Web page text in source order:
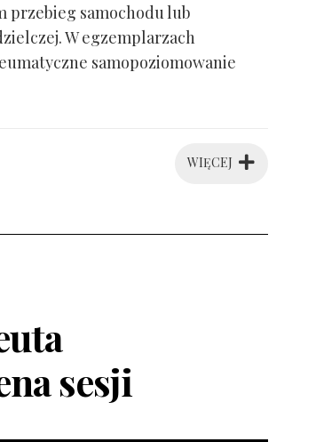
przebieg samochodu lub
W egzemplarzach
samopoziomowanie
WIĘCEJ
sesji